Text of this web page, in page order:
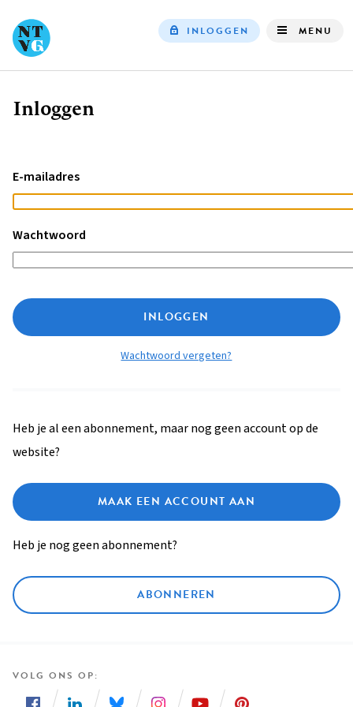
INLOGGEN MENU
Kruimelpad
Inloggen
E-mailadres
Wachtwoord
INLOGGEN
Wachtwoord vergeten?
Heb je al een abonnement, maar nog geen account op de
website?
MAAK EEN ACCOUNT AAN
Heb je nog geen abonnement?
ABONNEREN
VOLG ONS OP